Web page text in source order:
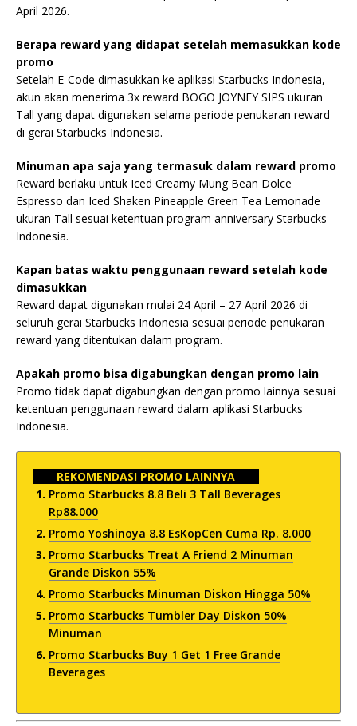
April 2026.
Berapa reward yang didapat setelah memasukkan kode
promo
Setelah E-Code dimasukkan ke aplikasi Starbucks Indonesia,
akun akan menerima 3x reward BOGO JOYNEY SIPS ukuran
Tall yang dapat digunakan selama periode penukaran reward
di gerai Starbucks Indonesia.
Minuman apa saja yang termasuk dalam reward promo
Reward berlaku untuk Iced Creamy Mung Bean Dolce
Espresso dan Iced Shaken Pineapple Green Tea Lemonade
ukuran Tall sesuai ketentuan program anniversary Starbucks
Indonesia.
Kapan batas waktu penggunaan reward setelah kode
dimasukkan
Reward dapat digunakan mulai 24 April – 27 April 2026 di
seluruh gerai Starbucks Indonesia sesuai periode penukaran
reward yang ditentukan dalam program.
Apakah promo bisa digabungkan dengan promo lain
Promo tidak dapat digabungkan dengan promo lainnya sesuai
ketentuan penggunaan reward dalam aplikasi Starbucks
Indonesia.
REKOMENDASI PROMO LAINNYA
Promo Starbucks 8.8 Beli 3 Tall Beverages
Rp88.000
Promo Yoshinoya 8.8 EsKopCen Cuma Rp. 8.000
Promo Starbucks Treat A Friend 2 Minuman
Grande Diskon 55%
Promo Starbucks Minuman Diskon Hingga 50%
Promo Starbucks Tumbler Day Diskon 50%
Minuman
Promo Starbucks Buy 1 Get 1 Free Grande
Beverages